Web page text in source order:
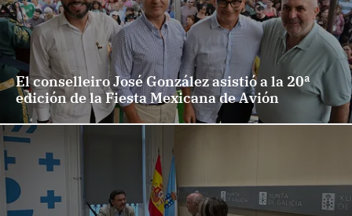
El conselleiro José González asistió a la 20ª
edición de la Fiesta Mexicana de Avión